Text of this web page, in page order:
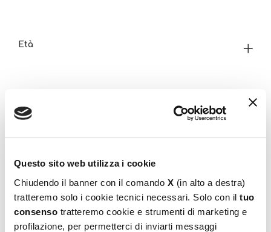
Questo sito web utilizza i cookie
Chiudendo il banner con il comando X (in alto a destra)
tratteremo solo i cookie tecnici necessari. Solo con il tuo
consenso tratteremo cookie e strumenti di marketing e
profilazione, per permetterci di inviarti messaggi
Età
CERCA
Visualizzazione del risultato